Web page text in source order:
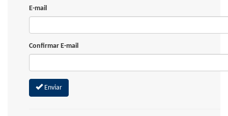
E-mail
Confirmar E-mail
Enviar